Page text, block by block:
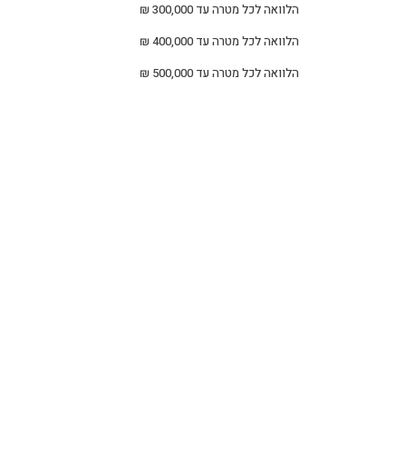
הלוואה לכל מטרה עד 300,000 ₪
הלוואה לכל מטרה עד 400,000 ₪
הלוואה לכל מטרה עד 500,000 ₪